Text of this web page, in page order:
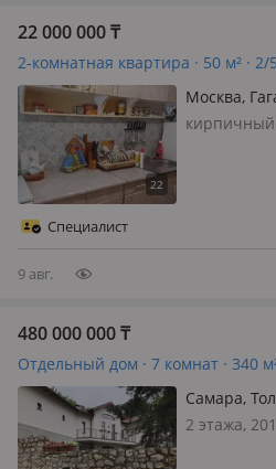
22 000 000₸
2-комнатная квартира · 50 м² · 2/
Москва,
кирпичный
Специалист
9 авг.
480 000 000₸
Отдельный дом · 7 комнат · 340
Самара,
2 этажа,